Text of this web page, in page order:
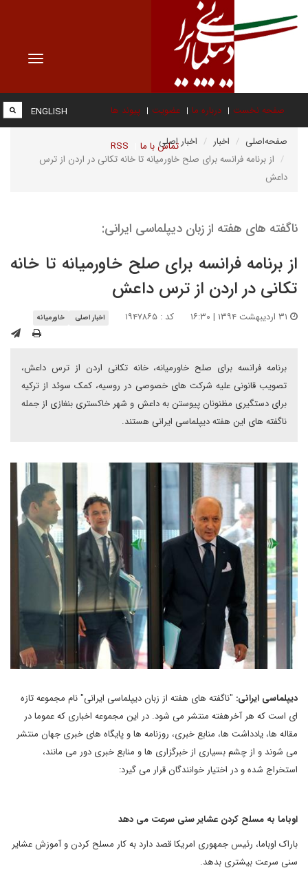
Toggle
صفحه نخست درباره ما عضویت پیوند ها
تماس با ما RSS
ENGLISH
صفحه‌اصلی اخبار
اخبار اصلی
از برنامه فرانسه برای صلح خاورمیانه تا خانه تکانی در اردن از ترس
داعش
ناگفته های هفته از زبان دیپلماسی ایرانی:
از برنامه فرانسه برای صلح خاورمیانه تا خانه
تکانی در اردن از ترس داعش
کد : ۱۹۴۷۸۶۵ اخبار اصلی خاورمیانه
برنامه فرانسه برای صلح خاورمیانه، خانه تکانی اردن از ترس داعش،
تصویب قانونی علیه شرکت های خصوصی در روسیه، کمک سوئد از ترکیه
برای دستگیری مظنونان پیوستن به داعش و شهر خاکستری بنغازی از جمله
ناگفته های این هفته دیپلماسی ایرانی هستند.
دیپلماسی ایرانی: "ناگفته های هفته از زبان دیپلماسی ایرانی" نام مجموعه تازه
ای است که هر آخرهفته منتشر می شود. در این مجموعه اخباری که عموما در
مقاله ها، یادداشت ها، منابع خبری، روزنامه ها و پایگاه های خبری جهان منتشر
می شوند و از چشم بسیاری از خبرگزاری ها و منابع خبری دور می مانند،
استخراج شده و در اختیار خوانندگان قرار می گیرد:
اوباما به مسلح کردن عشایر سنی سرعت می دهد
باراک اوباما، رئیس جمهوری امریکا قصد دارد به کار مسلح کردن و آموزش عشایر
سنی سرعت بیشتری بدهد.